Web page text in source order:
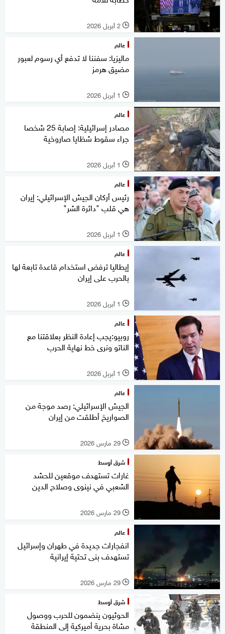
l 2 أبريل 2026
عالم
ماليزيا: سفننا لا تدفع أي رسوم لعبور
مضيق هرمز
l 1 أبريل 2026
عالم
مصادر إسرائيلية: إصابة 25 شخصا
جراء سقوط شظايا صاروخية
l 1 أبريل 2026
عالم
رئيس أركان الجيش الإسرائيلي: إيران
هي قلب "دائرة الشر"
l 1 أبريل 2026
عالم
إيطاليا ترفض استخدام قاعدة تابعة لها
بالحرب على إيران
l 1 أبريل 2026
عالم
روبيو:يجب إعادة النظر بعلاقتنا مع
الناتو ونرى خط نهاية الحرب
l 1 أبريل 2026
عالم
الجيش الإسرائيلي: رصد موجة من
الصواريخ أطلقت من إيران
l 29 مارس 2026
شرق أوسط
غارات تستهدف موقعين للحشد
الشعبي في نينوى وصلاح الدين
l 29 مارس 2026
عالم
انفجارات جديدة في طهران وإسرائيل
تستهدف بنى تحتية إيرانية
l 29 مارس 2026
شرق أوسط
الحوثيون ينضمون للحرب ووصول
مشاة بحرية أميركية إلى المنطقة